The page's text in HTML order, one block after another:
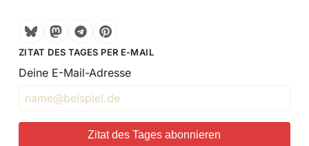
BlueskyMastodon
TelegramPinterest
ZITAT DES TAGES PER E-MAIL
Deine E-Mail-Adresse
Zitat des Tages abonnieren